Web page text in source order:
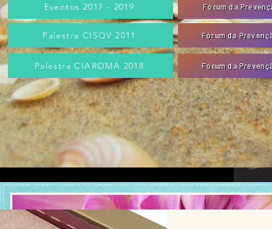
Eventos 2017 - 2019 Fórum da
Palestra CISQV 2011 Fórum da
Palestra CIAROMA 2018 Fórum da